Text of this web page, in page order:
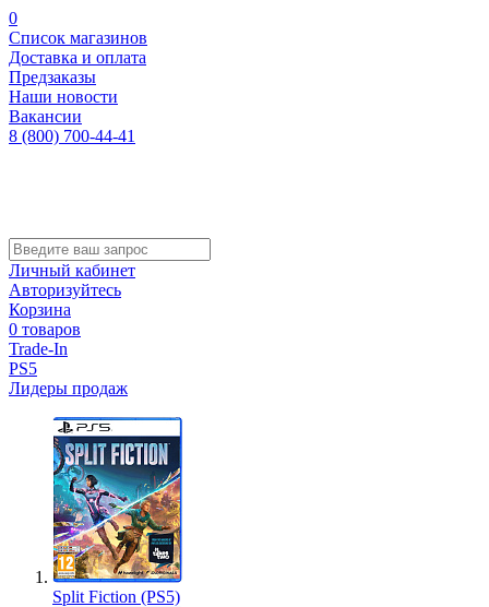
0
Список магазинов
Доставка и оплата
Предзаказы
Наши новости
Вакансии
8 (800) 700-44-41
Личный кабинет
Авторизуйтесь
Корзина
0 товаров
Trade-In
PS5
Лидеры продаж
Split Fiction (PS5)